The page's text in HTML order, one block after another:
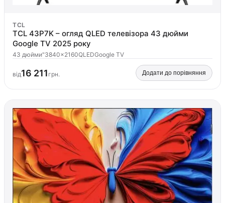
TCL
TCL 43P7K – огляд QLED телевізора 43 дюйми
Google TV 2025 року
43 дюйми"3840×2160QLEDGoogle TV
від16 211 грн. Додати до порівняння